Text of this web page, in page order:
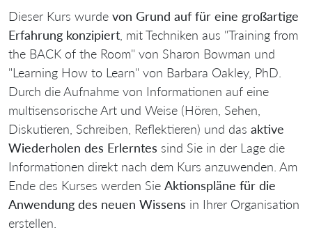
Dieser Kurs wurde von Grund auf für eine großartige
Erfahrung konzipiert , mit Techniken aus "Training from
the BACK of the Room" von Sharon Bowman und
"Learning How to Learn" von Barbara Oakley, PhD.
Durch die Aufnahme von Informationen auf eine
multisensorische Art und Weise (Hören, Sehen,
Diskutieren, Schreiben, Reflektieren) und das aktive
Wiederholen des Erlerntes sind Sie in der Lage die
Informationen direkt nach dem Kurs anzuwenden. Am
Ende des Kurses werden Sie Aktionspläne für die
Anwendung des neuen Wissens in Ihrer Organisation
erstellen.